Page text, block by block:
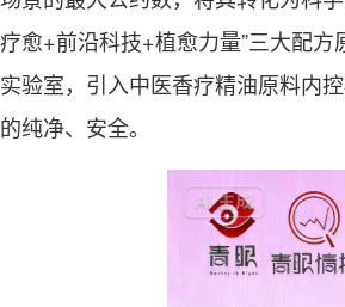
疗愈+前沿科技+植愈力量”三大配
实验室，引入中医香疗精油原料内
的纯净、安全。